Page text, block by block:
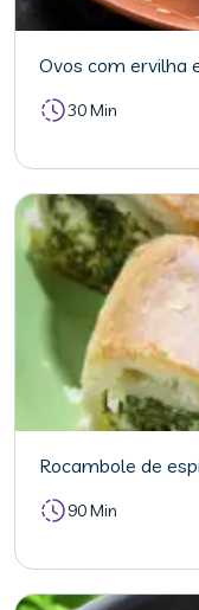
Ovos com ervilha
30 Min
Rocambole de
90 Min